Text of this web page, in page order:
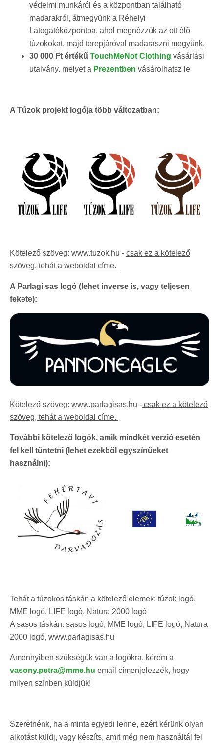
védelmi munkáról és a központban található
madarakról, átmegyünk a Réhelyi
Látogatóközpontba, ahol megnézzük az ott élő
túzokokat, majd terepjáróval madarászni megyünk.
30 000 Ft értékű TouchMeNot Clothing vásárlási
utalvány, melyet a Prezentben vásárolhatsz le
A Túzok projekt logója több változatban:
Kötelező szöveg: www.tuzok.hu - csak ez a kötelező
szöveg, tehát a weboldal címe.
A Parlagi sas logó (lehet inverse is, vagy teljesen
fekete):
Kötelező szöveg: www.parlagisas.hu - csak ez a kötelező
szöveg, tehát a weboldal címe.
További kötelező logók, amik mindkét verzió esetén
fel kell tüntetni (lehet ezekből egyszínűeket
használni):
Tehát a túzokos táskán a kötelező elemek: túzok logó,
MME logó, LIFE logó, Natura 2000 logó
A sasos táskán: sasos logó, MME logó, LIFE logó, Natura
2000 logó, www.parlagisas.hu
Amennyiben szükségük van a logókra, kérem a
vasony.petra@mme.hu email címenjelezzék, hogy
milyen színben küldjük!
Szeretnénk, ha a minta egyedi lenne, ezért kérünk olyan
alkotást küldj, vagy készíts, amit még nem használtál fel